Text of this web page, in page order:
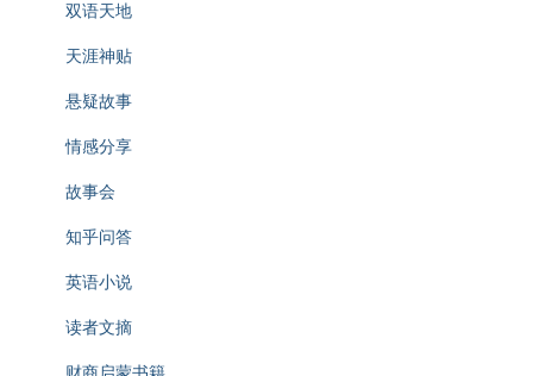
双语天地
天涯神贴
悬疑故事
情感分享
故事会
知乎问答
英语小说
读者文摘